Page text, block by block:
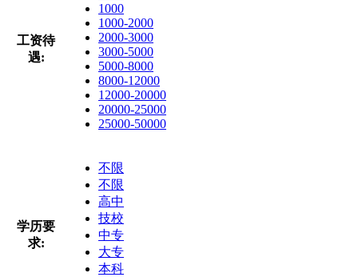
工资待
遇:
1000
1000-2000
2000-3000
3000-5000
5000-8000
8000-12000
12000-20000
20000-25000
25000-50000
学历要
求:
不限
不限
高中
技校
中专
大专
本科